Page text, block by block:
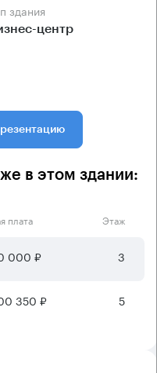
здания
центр
в этом здании:
плата Этаж
000 ₽ 3
350 ₽ 5